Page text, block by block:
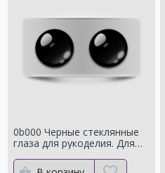
0b000 Черные стеклянные
глаза для рукоделия. Для